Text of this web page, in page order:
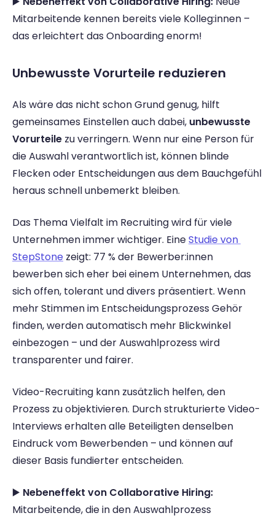
Mitarbeitende kennen bereits viele Kolleg:innen –
das erleichtert das Onboarding enorm!
Unbewusste Vorurteile reduzieren
Als wäre das nicht schon Grund genug, hilft
gemeinsames Einstellen auch dabei, unbewusste
Vorurteile zu verringern. Wenn nur eine Person für
die Auswahl verantwortlich ist, können blinde
Flecken oder Entscheidungen aus dem Bauchgefühl
heraus schnell unbemerkt bleiben.
Das Thema Vielfalt im Recruiting wird für viele
Unternehmen immer wichtiger. Eine Studie von
StepStone zeigt: 77 % der Bewerber:innen
bewerben sich eher bei einem Unternehmen, das
sich offen, tolerant und divers präsentiert. Wenn
mehr Stimmen im Entscheidungsprozess Gehör
finden, werden automatisch mehr Blickwinkel
einbezogen – und der Auswahlprozess wird
transparenter und fairer.
Video-Recruiting kann zusätzlich helfen, den
Prozess zu objektivieren. Durch strukturierte Video-
Interviews erhalten alle Beteiligten denselben
Eindruck vom Bewerbenden – und können auf
dieser Basis fundierter entscheiden.
▶️ Nebeneffekt von Collaborative Hiring:
Mitarbeitende, die in den Auswahlprozess